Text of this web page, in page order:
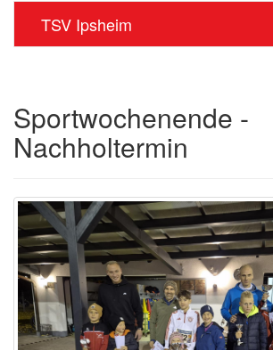
TSV Ipsheim
Sportwochenende -
Nachholtermin